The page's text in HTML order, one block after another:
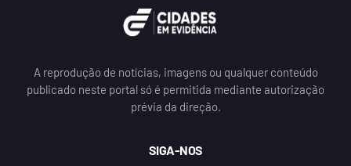
A reprodução de notícias, imagens ou qualquer conteúdo
publicado neste portal só é permitida mediante autorização
prévia da direção.
SIGA-NOS